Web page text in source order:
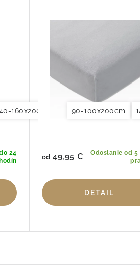
160x200cm 180x200x200cm
24
hodín
90-100x200cm
Odoslanie od 5
od 49,95 €
DETAIL